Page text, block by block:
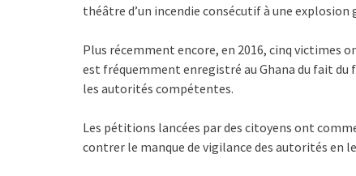
théâtre d’un incendie consécutif à une explosion
Plus récemment encore, en 2016, cinq victimes
est fréquemment enregistré au Ghana du fait
les autorités compétentes.
Les pétitions lancées par des citoyens ont
contrer le manque de vigilance des autorités en